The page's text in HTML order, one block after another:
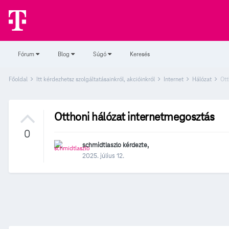
Fórum Blog Súgó Keresés
Főoldal Itt kérdezhetsz szolgáltatásainkról, akcióinkról Internet Hálózat
0
Otthoni hálózat internetmegosztás
schmidtlaszlo kérdezte,
2025. július 12.